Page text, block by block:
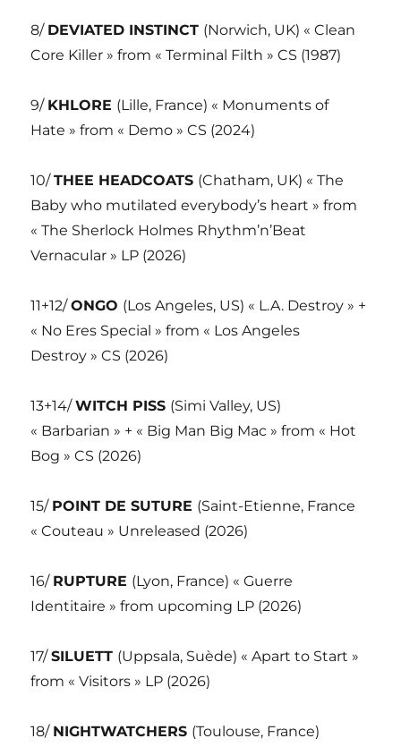
8/ DEVIATED INSTINCT (Norwich, UK) « Clean
Core Killer » from « Terminal Filth » CS (1987)
9/ KHLORE (Lille, France) « Monuments of
Hate » from « Demo » CS (2024)
10/THEE HEADCOATS (Chatham, UK) « The
Baby who mutilated everybody’s heart » from
« The Sherlock Holmes Rhythm’n’Beat
Vernacular » LP (2026)
11+12/ONGO (Los Angeles, US) « L.A. Destroy » +
« No Eres Special » from « Los Angeles
Destroy » CS (2026)
13+14/WITCH PISS (Simi Valley, US)
« Barbarian » + « Big Man Big Mac » from « Hot
Bog » CS (2026)
15/ POINT DE SUTURE (Saint-Etienne, France
« Couteau » Unreleased (2026)
16/ RUPTURE (Lyon, France) « Guerre
Identitaire » from upcoming LP (2026)
17/SILUETT (Uppsala, Suède) « Apart to Start »
from « Visitors » LP (2026)
18/ NIGHTWATCHERS (Toulouse, France)